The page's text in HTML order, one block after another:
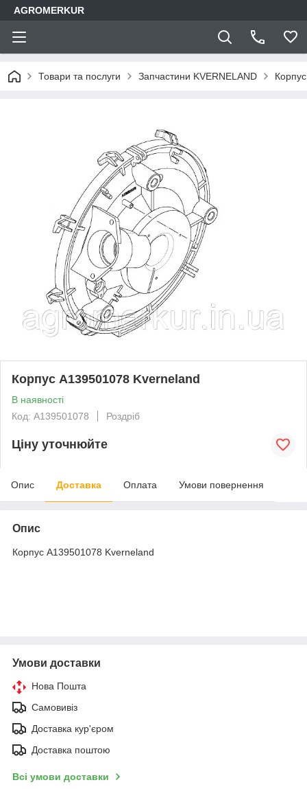
AGROMERKUR
Товари та послуги Запчастини KVERNELAND
Корпус A139501078 Kverneland
В наявності
Код: A139501078
Роздріб
Ціну уточнюйте
Опис Доставка Оплата Умови повернення
Опис
Корпус A139501078 Kverneland
Умови доставки
Нова Пошта
Самовивіз
Доставка кур'єром
Доставка поштою
Всі умови доставки